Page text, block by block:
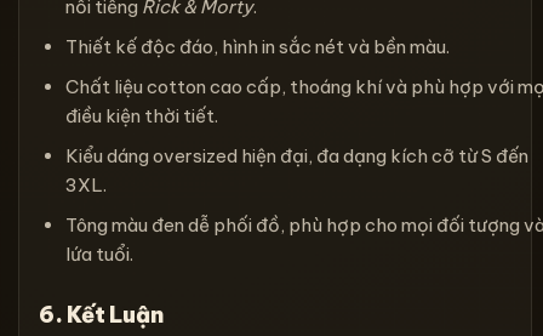
nổi tiếng Rick & Morty.
Thiết kế độc đáo, hình in sắc nét và bền màu.
Chất liệu cotton cao cấp, thoáng khí và phù hợp với
điều kiện thời tiết.
Kiểu dáng oversized hiện đại, đa dạng kích cỡ từ S đến
3XL.
Tông màu đen dễ phối đồ, phù hợp cho mọi đối tượng
lứa tuổi.
6. Kết Luận